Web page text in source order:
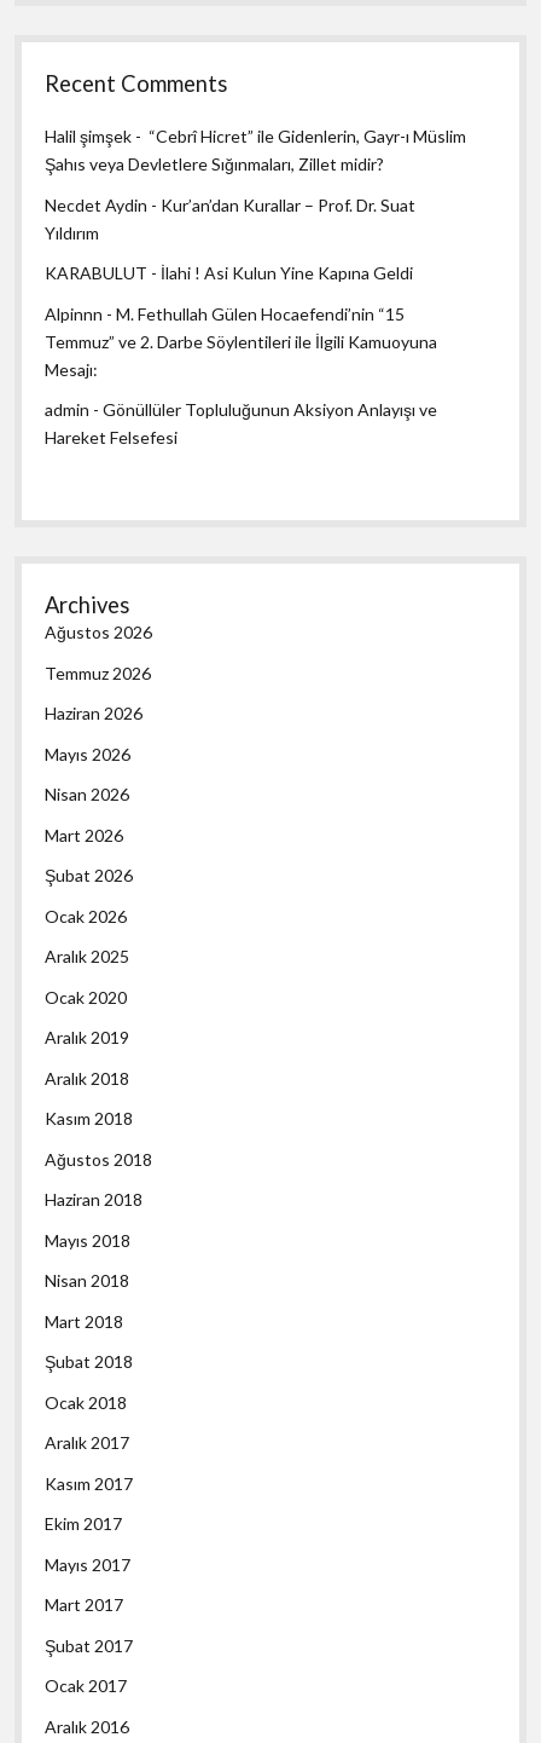
Recent Comments
Halil şimşek - “Cebrî Hicret” ile Gidenlerin, Gayr-ı Müslim
Şahıs veya Devletlere Sığınmaları, Zillet midir?
Necdet Aydin - Kur’an’dan Kurallar – Prof. Dr. Suat
Yıldırım
KARABULUT - İlahi ! Asi Kulun Yine Kapına Geldi
Alpinnn -M. Fethullah Gülen Hocaefendi’nin “15
Temmuz” ve 2. Darbe Söylentileri ile İlgili Kamuoyuna
Mesajı:
admin -Gönüllüler Topluluğunun Aksiyon Anlayışı ve
Hareket Felsefesi
Archives
Ağustos 2026
Temmuz 2026
Haziran 2026
Mayıs 2026
Nisan 2026
Mart 2026
Şubat 2026
Ocak 2026
Aralık 2025
Ocak 2020
Aralık 2019
Aralık 2018
Kasım 2018
Ağustos 2018
Haziran 2018
Mayıs 2018
Nisan 2018
Mart 2018
Şubat 2018
Ocak 2018
Aralık 2017
Kasım 2017
Ekim 2017
Mayıs 2017
Mart 2017
Şubat 2017
Ocak 2017
Aralık 2016